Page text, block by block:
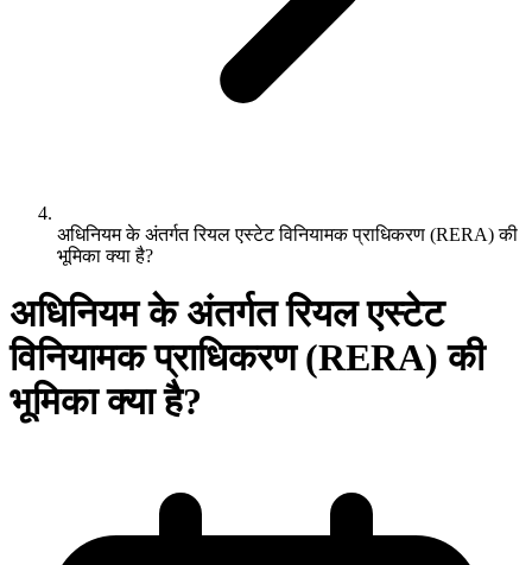
अधिनियम के अंतर्गत रियल एस्टेट विनियामक प्राधिकरण (RERA) की
भूमिका क्या है?
अधिनियम के अंतर्गत रियल एस्टेट
विनियामक प्राधिकरण (RERA) की
भूमिका क्या है?